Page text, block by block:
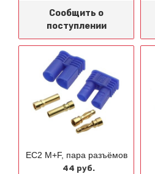
Сообщить о
поступлении
EC2 M+F, пара разъёмов
44 руб.